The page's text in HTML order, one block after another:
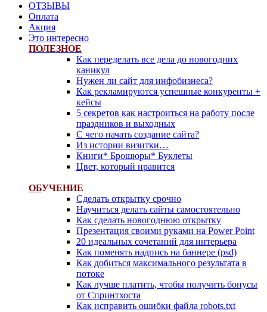
ОТЗЫВЫ
Оплата
Акция
Это интересно
ПОЛЕЗНОЕ
Как переделать все дела до новогодних
каникул
Нужен ли сайт для инфобизнеса?
Как рекламируются успешные конкуренты +
кейсы
5 секретов как настроиться на работу после
праздников и выходных
С чего начать создание сайта?
Из истории визитки…
Книги* Брошюры* Буклеты
Цвет, который нравится
ОБУЧЕНИЕ
Сделать открытку срочно
Научиться делать сайты самостоятельно
Как сделать новогоднюю открытку
Презентация своими руками на Power Point
20 идеальных сочетаний для интерьера
Как поменять надпись на баннере (psd)
Как добиться максимального результата в
потоке
Как лучше платить, чтобы получить бонусы
от Спринтхоста
Как исправить ошибки файла robots.txt